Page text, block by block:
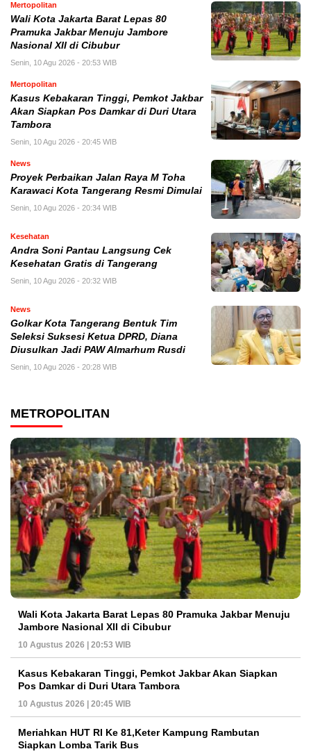
Mertopolitan
Wali Kota Jakarta Barat Lepas 80
Pramuka Jakbar Menuju Jambore
Nasional XII di Cibubur
Senin, 10 Agu 2026 - 20:53 WIB
Mertopolitan
Kasus Kebakaran Tinggi, Pemkot Jakbar
Akan Siapkan Pos Damkar di Duri Utara
Tambora
Senin, 10 Agu 2026 - 20:45 WIB
News
Proyek Perbaikan Jalan Raya M Toha
Karawaci Kota Tangerang Resmi Dimulai
Senin, 10 Agu 2026 - 20:34 WIB
Kesehatan
Andra Soni Pantau Langsung Cek
Kesehatan Gratis di Tangerang
Senin, 10 Agu 2026 - 20:32 WIB
News
Golkar Kota Tangerang Bentuk Tim
Seleksi Suksesi Ketua DPRD, Diana
Diusulkan Jadi PAW Almarhum Rusdi
Senin, 10 Agu 2026 - 20:28 WIB
METROPOLITAN
Wali Kota Jakarta Barat Lepas 80 Pramuka Jakbar Menuju
Jambore Nasional XII di Cibubur
10 Agustus 2026 | 20:53 WIB
Kasus Kebakaran Tinggi, Pemkot Jakbar Akan Siapkan
Pos Damkar di Duri Utara Tambora
10 Agustus 2026 | 20:45 WIB
Meriahkan HUT RI Ke 81,Keter Kampung Rambutan
Siapkan Lomba Tarik Bus